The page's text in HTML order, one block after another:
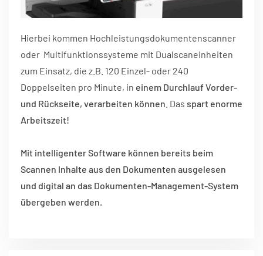
Hierbei kommen Hochleistungsdokumentenscanner
oder Multifunktionssysteme mit Dualscaneinheiten
zum Einsatz, die z.B. 120 Einzel- oder 240
Doppelseiten pro Minute, in einem DurchlaufVorder-
und Rückseite, verarbeiten können . Das spart enorme
Arbeitszeit!
Mit intelligenter Software können bereits beim
Scannen Inhalte aus den Dokumenten ausgelesen
und digital an das Dokumenten-Management-System
übergeben werden.